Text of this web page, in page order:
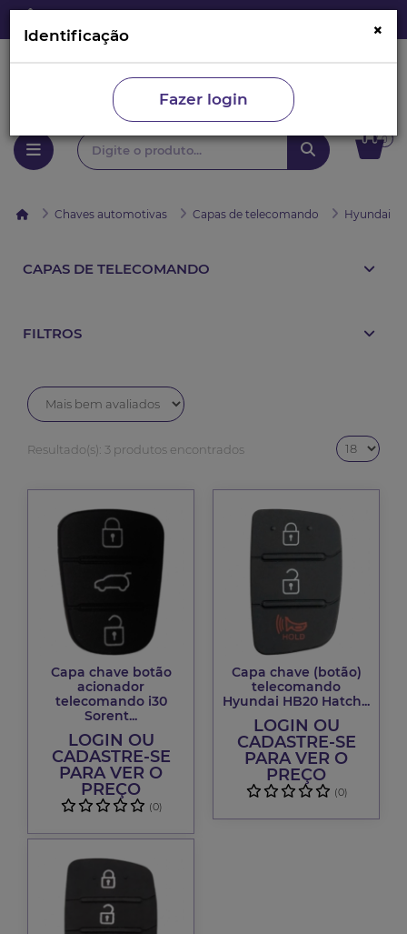
0
Chaves automotivas Capas de telecomando Hyundai
CAPAS DE TELECOMANDO
FILTROS
Resultado(s): 3 produtos encontrados
Capa chave botão
acionador
telecomando i30
Sorent...
LOGIN OU
CADASTRE-SE
PARA VER O
PREÇO
(0)
Capa chave (botão)
telecomando
Hyundai HB20 Hatch...
LOGIN OU
CADASTRE-SE
PARA VER O
PREÇO
(0)
×
Identificação
Fazer login